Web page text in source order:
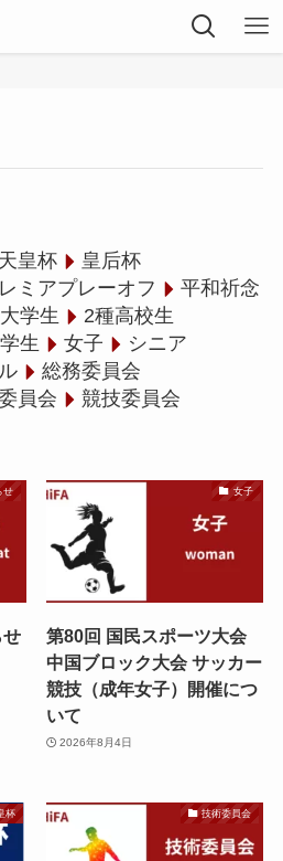
天皇杯
皇后杯
ミアプレーオフ
平和祈念
学生
2種高校生
生 女子
シニア
総務委員会
員会
競技委員会
せ 女子
第80回 国民スポーツ大会
中国ブロック大会 サッカー
競技（成年女子）開催につ
いて
2026年8月4日
杯 技術委員会